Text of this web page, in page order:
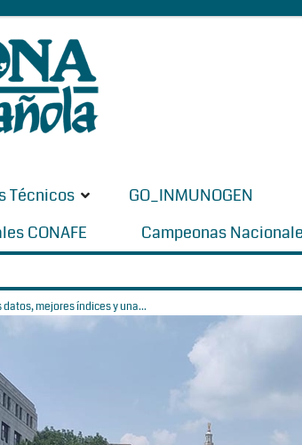
Técnicos GO_INMUNOGEN
CONAFE Campeonas
datos, mejores índices y una...